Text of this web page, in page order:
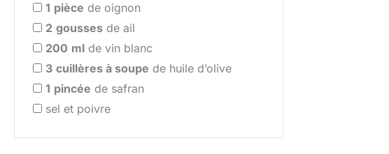
1 pièce de oignon
2 gousses de ail
200 ml de vin blanc
3 cuillères à soupe de huile d’olive
1 pincée de safran
sel et poivre